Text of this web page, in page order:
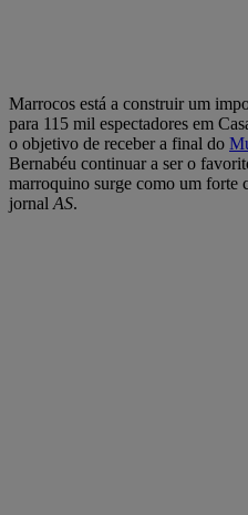
Marrocos está a construir um
para 115 mil espectadores em
o objetivo de receber a final do
Bernabéu continuar a ser o
marroquino surge como um forte
jornal AS.